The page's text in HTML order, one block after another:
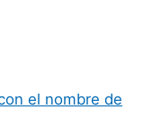
el nombre de